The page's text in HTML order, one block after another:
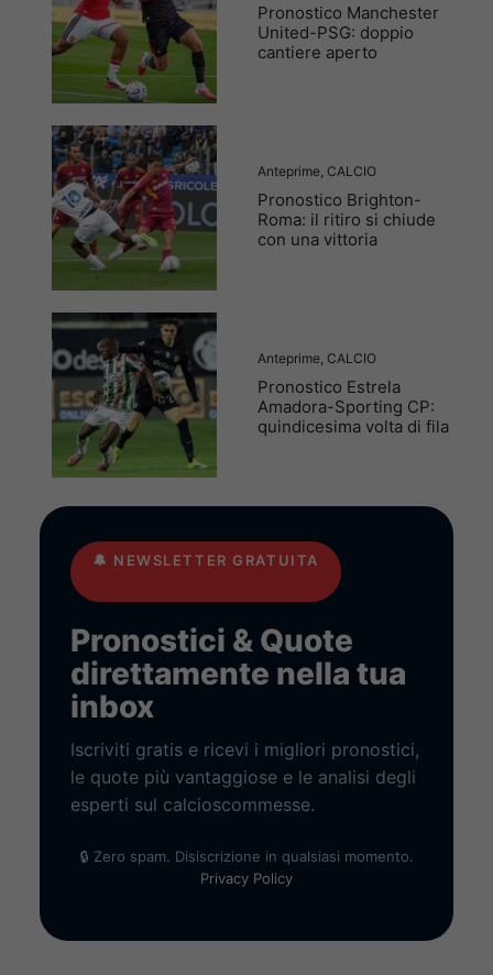
Pronostico Manchester
United-PSG: doppio
cantiere aperto
Anteprime CALCIO
Pronostico Brighton-
Roma: il ritiro si chiude
con una vittoria
Anteprime CALCIO
Pronostico Estrela
Amadora-Sporting CP:
quindicesima volta di fila
🔔 NEWSLETTER GRATUITA
Pronostici & Quote
direttamente nella tua
inbox
Iscriviti gratis e ricevi i migliori pronostici,
le quote più vantaggiose e le analisi degli
esperti sul calcioscommesse.
🔒 Zero spam. Disiscrizione in qualsiasi momento.
Privacy Policy